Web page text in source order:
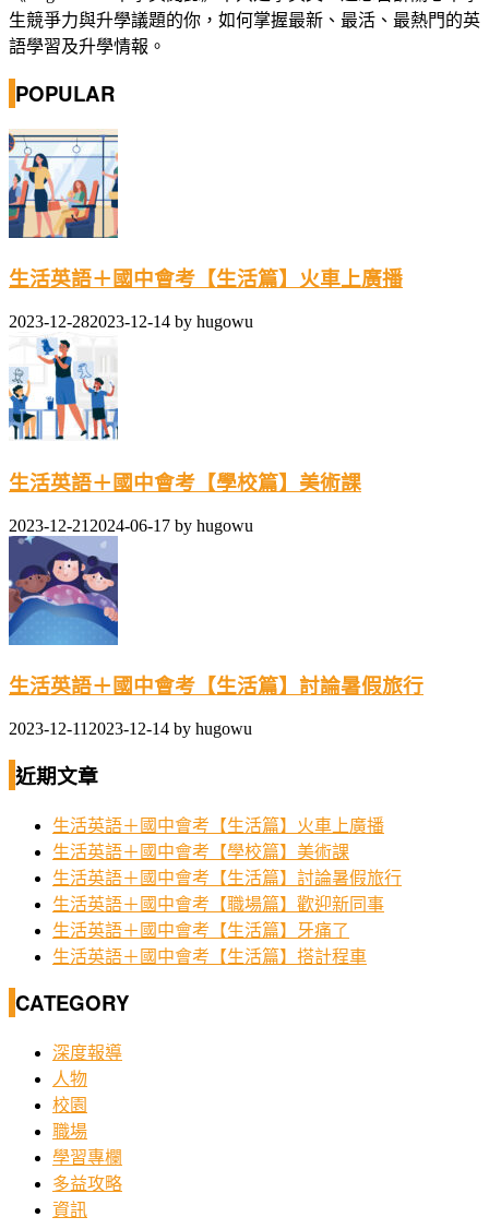
生競爭力與升學議題的你，如何掌握最新、最活、最熱門的英
語學習及升學情報。
POPULAR
生活英語＋國中會考【生活篇】火車上廣播
2023-12-282023-12-14 by hugowu
生活英語＋國中會考【學校篇】美術課
2023-12-21 2024-06-17 by hugowu
生活英語＋國中會考【生活篇】討論暑假旅行
2023-12-11 2023-12-14 by hugowu
近期文章
生活英語＋國中會考【生活篇】火車上廣播
生活英語＋國中會考【學校篇】美術課
生活英語＋國中會考【生活篇】討論暑假旅行
生活英語＋國中會考【職場篇】歡迎新同事
生活英語＋國中會考【生活篇】牙痛了
生活英語＋國中會考【生活篇】搭計程車
CATEGORY
深度報導
人物
校園
職場
學習專欄
多益攻略
資訊